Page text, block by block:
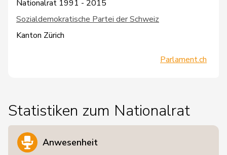
Nationalrat 1991 - 2015
Sozialdemokratische Partei der Schweiz
Kanton Zürich
Parlament.ch
Statistiken zum Nationalrat
Anwesenheit